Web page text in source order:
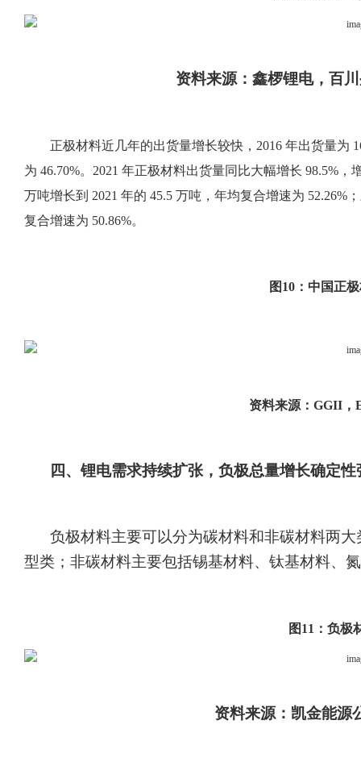
资料来源：鑫椤锂电，百
正极材料近几年的出货量增长较快， 2016 年出货量为
为 46.70%。2021 年正极材料出货量同比大幅增长 98.5%
万吨增长到 2021 年的 45.5 万吨，年均复合增速为 52.26%
复合增速为 50.86%。
图10：中国正
资料来源： GGII，
四、 锂电需求持续扩张，负极总量增长确定性
负极材料主要可以分为碳材料和非碳材料两
型类；非碳材料主要包括锡基材料、钛基材料、
图11：负极
资料来源：凯金能源